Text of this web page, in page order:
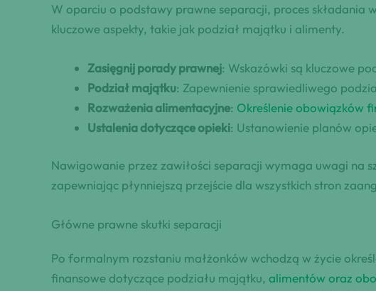
W oparciu o podstawy prawne separacji, proces
kluczowe aspekty, takie jak podział majątku i alimenty.
Zasięgnij porady prawnej: Wskazówki są kluczowe
Podział majątku: Zapewnienie sprawiedliwego
Rozważenia alimentacyjne: Określenie obowiązków
Ustalenia dotyczące opieki: Ustanowienie planów
Nawigowanie przez zawiłości separacji wymaga uwagi na
zapewniając płynniejszą przejście dla wszystkich stron
Główne prawne skutki separacji
Po formalnym rozstaniu małżonków wchodzą w życie
finansowe dotyczące podziału majątku, alimentów oraz